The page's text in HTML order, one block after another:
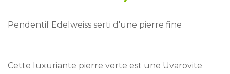
Pendentif Edelweiss serti d'une pierre fine
Cette luxuriante pierre verte est une Uvarovite